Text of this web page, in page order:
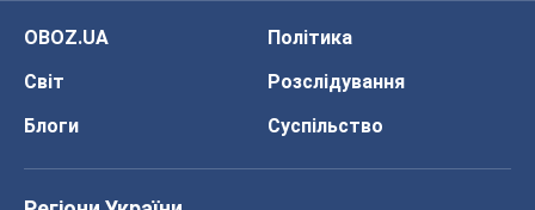
OBOZ.UA
Політика
Світ
Розслідування
Блоги
Суспільство